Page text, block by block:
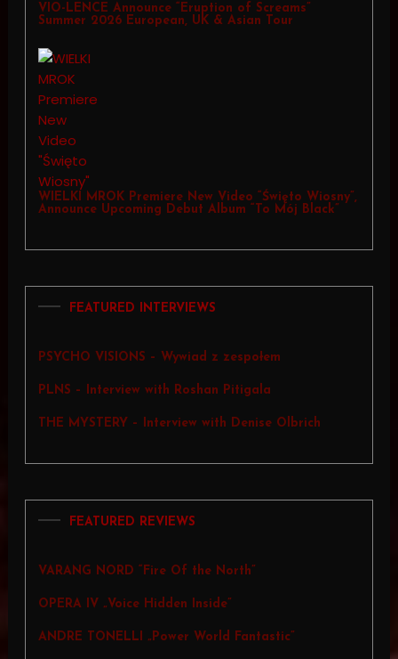
VIO-LENCE Announce “Eruption of Screams”
Summer 2026 European, UK & Asian Tour
WIELKI MROK Premiere New Video “Święto Wiosny”,
Announce Upcoming Debut Album “To Mój Black”
FEATURED INTERVIEWS
PSYCHO VISIONS – Wywiad z zespołem
PLNS – Interview with Roshan Pitigala
THE MYSTERY – Interview with Denise Olbrich
FEATURED REVIEWS
VARANG NORD “Fire Of the North”
OPERA IV „Voice Hidden Inside”
ANDRE TONELLI „Power World Fantastic”